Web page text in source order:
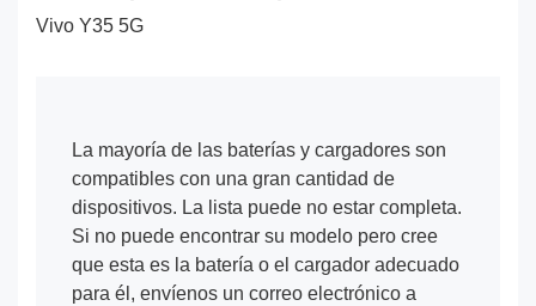
Vivo Y35 5G
La mayoría de las baterías y cargadores son
compatibles con una gran cantidad de
dispositivos. La lista puede no estar completa.
Si no puede encontrar su modelo pero cree
que esta es la batería o el cargador adecuado
para él, envíenos un correo electrónico a